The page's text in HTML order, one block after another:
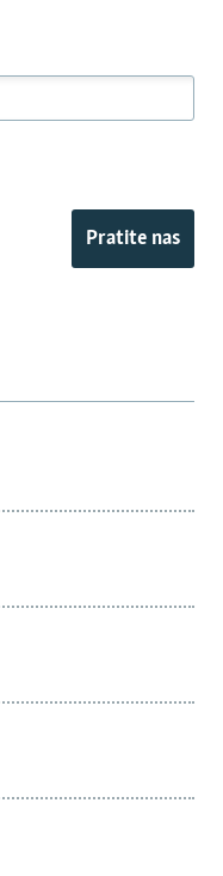
Pratite nas